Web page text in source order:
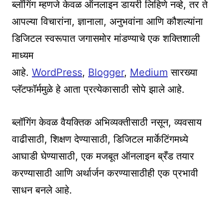
ब्लॉगिंग म्हणजे केवळ ऑनलाइन डायरी लिहिणे नव्हे, तर ते
आपल्या विचारांना, ज्ञानाला, अनुभवांना आणि कौशल्यांना
डिजिटल स्वरूपात जगासमोर मांडण्याचे एक शक्तिशाली
माध्यम
आहे. WordPress, Blogger, Medium सारख्या
प्लॅटफॉर्ममुळे हे आता प्रत्येकासाठी सोपे झाले आहे.
ब्लॉगिंग केवळ वैयक्तिक अभिव्यक्तीसाठी नसून, व्यवसाय
वाढीसाठी, शिक्षण देण्यासाठी, डिजिटल मार्केटिंगमध्ये
आघाडी घेण्यासाठी, एक मजबूत ऑनलाइन ब्रँड तयार
करण्यासाठी आणि अर्थार्जन करण्यासाठीही एक प्रभावी
साधन बनले आहे.